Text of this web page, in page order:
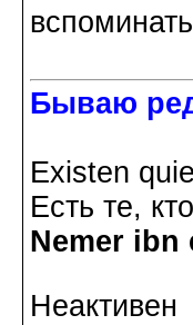
Бываю
Existen
Есть те,
Nemer ibn
Неактивен